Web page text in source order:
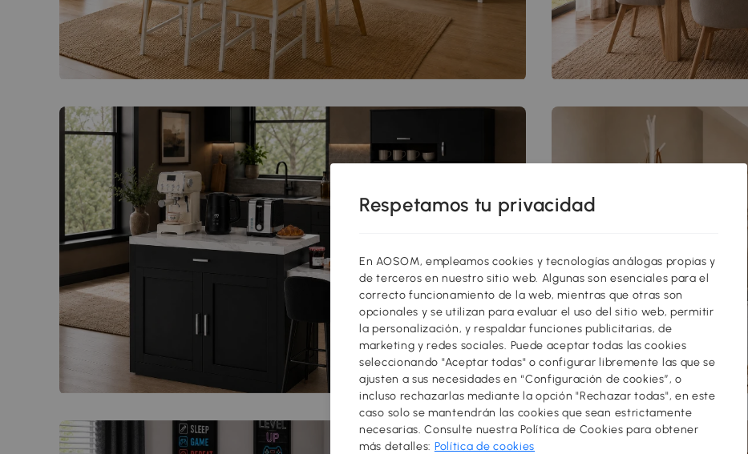
Respetamos tu privacidad
En AOSOM, empleamos cookies y tecnologías análogas propias y
de terceros en nuestro sitio web. Algunas son esenciales para el
correcto funcionamiento de la web, mientras que otras son
opcionales y se utilizan para evaluar el uso del sitio web, permitir
la personalización, y respaldar funciones publicitarias, de
marketing y redes sociales. Puede aceptar todas las cookies
seleccionando "Aceptar todas" o configurar libremente las que se
ajusten a sus necesidades en “Configuración de cookies”, o
incluso rechazarlas mediante la opción "Rechazar todas", en este
caso solo se mantendrán las cookies que sean estrictamente
necesarias. Consulte nuestra Política de Cookies para obtener
más detalles: Política de cookies